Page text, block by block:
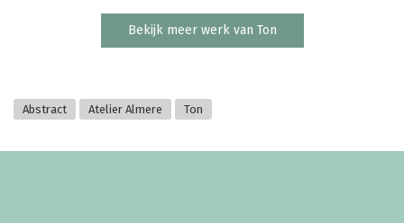
Bekijk meer werk van Ton
Abstract Atelier Almere Ton